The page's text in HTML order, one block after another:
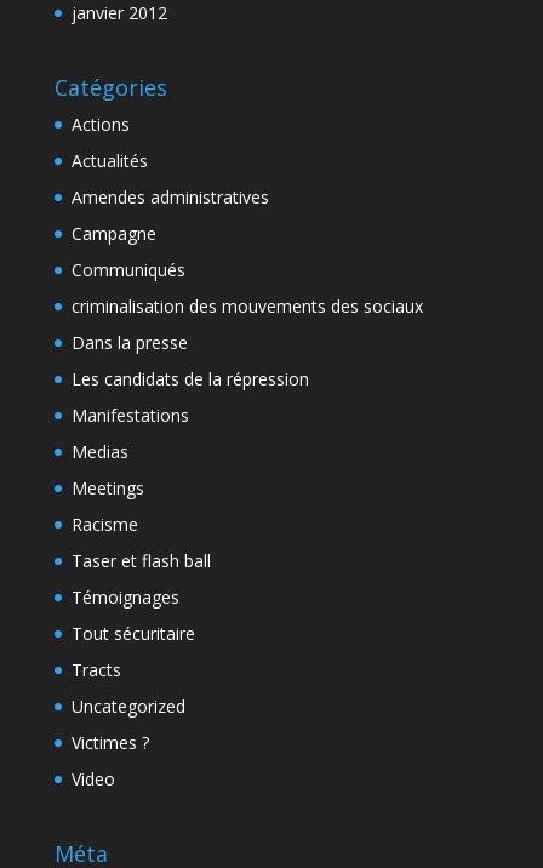
janvier 2012
Catégories
Actions
Actualités
Amendes administratives
Campagne
Communiqués
criminalisation des mouvements des sociaux
Dans la presse
Les candidats de la répression
Manifestations
Medias
Meetings
Racisme
Taser et flash ball
Témoignages
Tout sécuritaire
Tracts
Uncategorized
Victimes ?
Video
Méta